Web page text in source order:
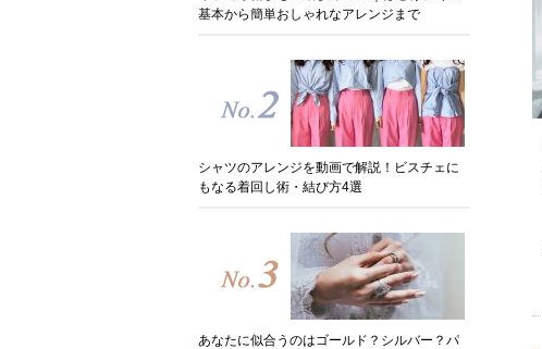
基本から簡単おしゃれなアレンジまで
シャツのアレンジを動画で解説！ビスチェに
もなる着回し術・結び方4選
あなたに似合うのはゴールド？シルバー？パ